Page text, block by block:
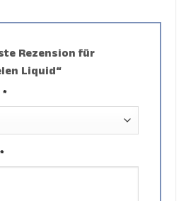
Rezension für
Liquid“
*
*